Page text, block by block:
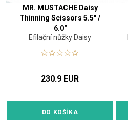
MR. MUSTACHE Daisy
Thinning Scissors 5.5" /
6.0"
Efilační nůžky Daisy
230.9 EUR
DO KOŠÍKA